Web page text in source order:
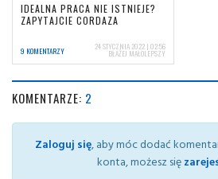
IDEALNA PRACA NIE ISTNIEJE?
ZAPYTAJCIE CORDAZA
9 KOMENTARZY 24 STYCZNIA 2022 | 02:56
BŁAŻEJ MAŁOLEPSZY
KOMENTARZE: 2
Zaloguj się, aby móc dodać
konta, możesz się